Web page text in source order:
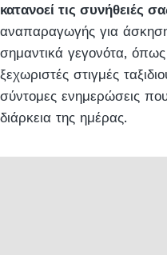
κατανοεί τις συνήθειές
αναπαραγωγής για άσκηση
σημαντικά γεγονότα,
ξεχωριστές στιγμές
σύντομες ενημερώσεις
διάρκεια της ημέρας.